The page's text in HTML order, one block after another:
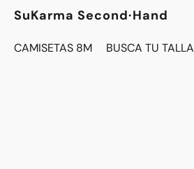
SuKarma Second·Hand
CAMISETAS 8M BUSCA TU TALLA